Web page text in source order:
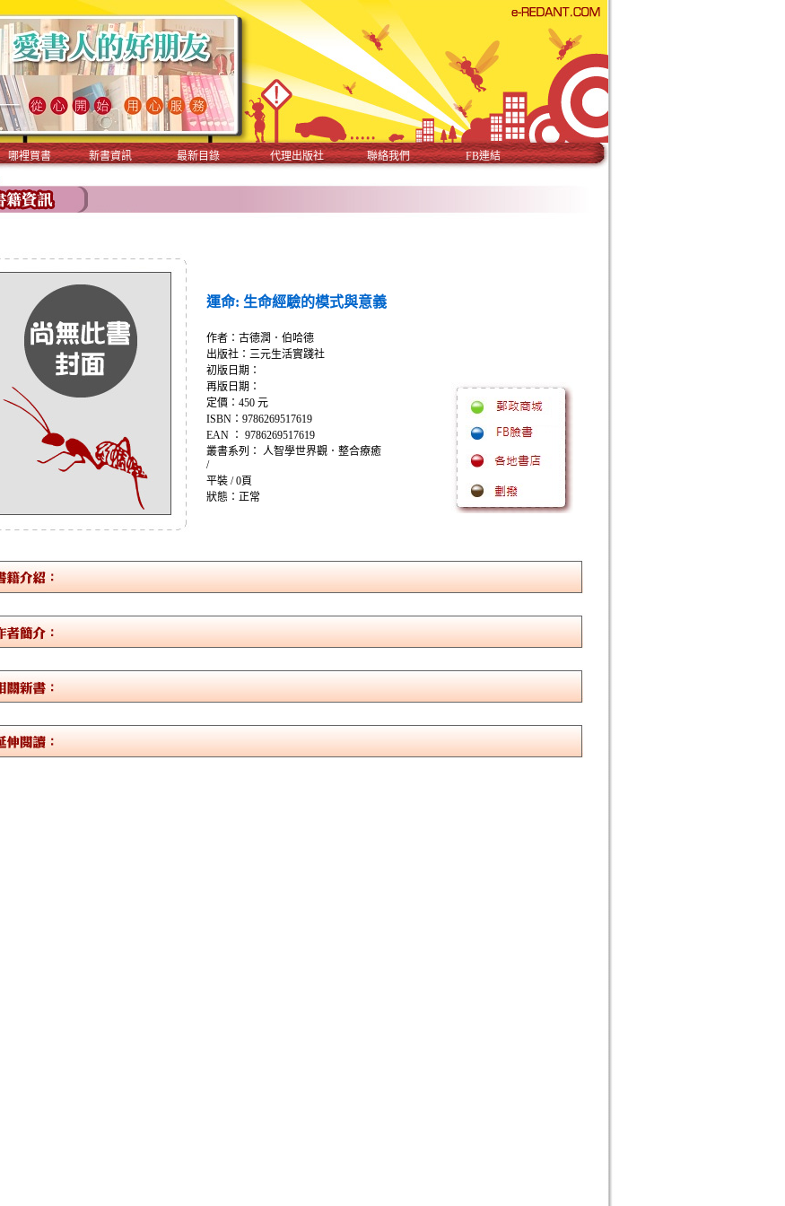
哪裡買書 新書資訊 最新目錄 代理出版社 聯絡我們 FB連結
運命: 生命經驗的模式與意義
作者：古德潤．伯哈德
出版社：三元生活實踐社
初版日期：
再版日期：
定價：450 元
ISBN：9786269517619
EAN ： 9786269517619
叢書系列： 人智學世界觀．整合療癒
/
平裝 / 0頁
狀態：正常